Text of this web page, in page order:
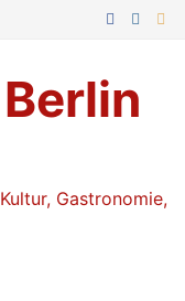
Gastronomie,